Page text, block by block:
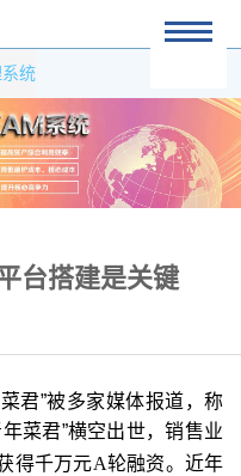
统
台搭建是关键
君”被多家媒体报道，称
菜君”横空出世，销售业
得千万元A轮融资。近年